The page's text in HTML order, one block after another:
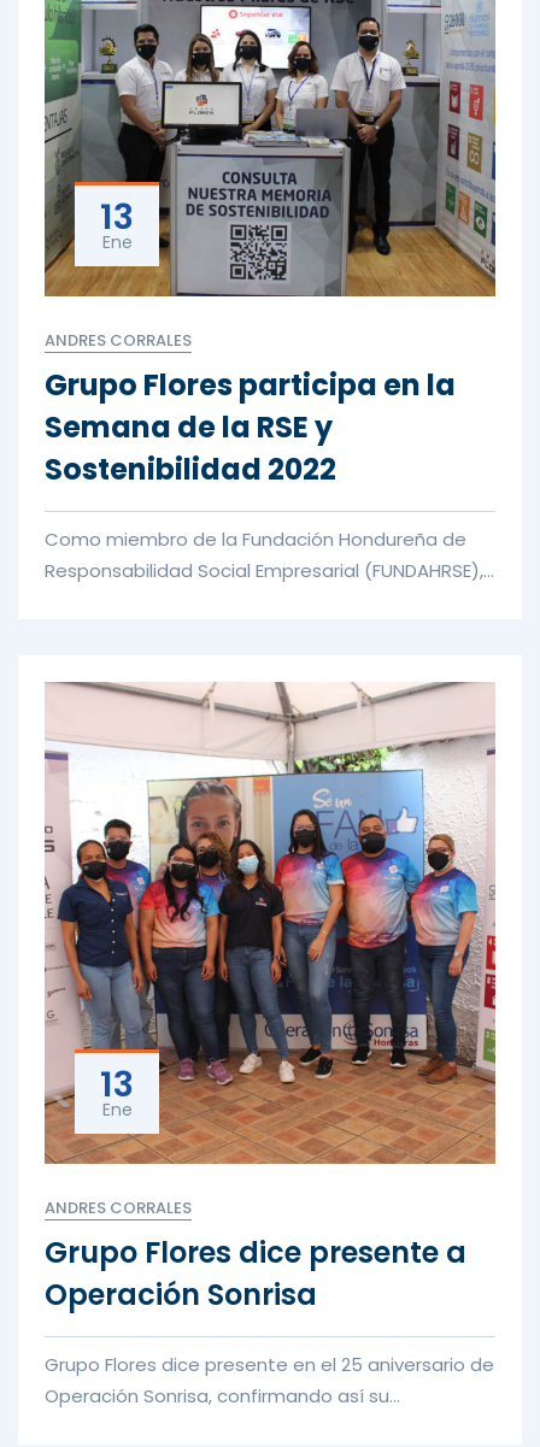
13
Ene
ANDRES CORRALES
Grupo Flores participa en la
Semana de la RSE y
Sostenibilidad 2022
Como miembro de la Fundación Hondureña de
Responsabilidad Social Empresarial (FUNDAHRSE),
13
Ene
ANDRES CORRALES
Grupo Flores dice presente a
Operación Sonrisa
Grupo Flores dice presente en el 25 aniversario de
Operación Sonrisa, confirmando así su